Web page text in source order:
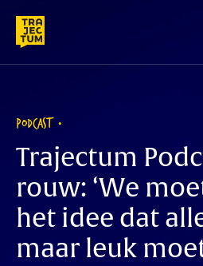
content
PODCAST
Trajectum
rouw: ‘We
het idee dat
maar leuk